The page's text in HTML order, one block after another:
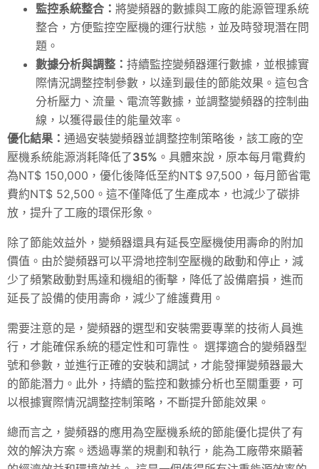
監控系統整合： 將變頻器的數據與工廠的能源管理系統
整合，方便監控空壓機的運行狀態，並及時發現潛在問
題。
數據分析與調整： 持續監控變頻器運行數據，並根據實
際情況調整控制參數，以達到最佳的節能效果。這包含
分析壓力、流量、電流等數據，並調整變頻器的控制曲
線，以獲得最佳的能量效率。
優化結果： 通過安裝變頻器並調整控制策略後，該工廠的空
壓機系統能源消耗降低了35% 。具體來說，原本每月電費約
為NT$ 150,000，優化後降低至約NT$ 97,500，每月節省電
費約NT$ 52,500。這不僅降低了生產成本，也減少了碳排
放，提升了工廠的環保形象。
除了節能效益外，變頻器還具有延長空壓機使用壽命的附加
價值。由於變頻器可以平滑地控制空壓機的啟動和停止，減
少了頻繁啟動對馬達和機組的衝擊，降低了設備磨損，進而
延長了設備的使用壽命，減少了維護費用。
需要注意的是，變頻器的選型和安裝需要專業的技術人員進
行，才能確保系統的穩定性和可靠性。 選擇適合的變頻器型
號和參數，並進行正確的安裝和調試，才能發揮變頻器最大
的節能潛力。此外，持續的監控和數據分析也至關重要，可
以根據實際情況調整控制策略，不斷提升節能效果。
總而言之，變頻器的應用為空壓機系統的節能優化提供了有
效的解決方案。透過專業的規劃和執行，能為工廠帶來顯著